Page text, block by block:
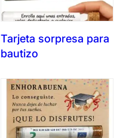
Tarjeta sorpresa para
bautizo